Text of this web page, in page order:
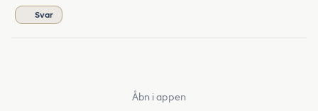
Svar
Åbn i appen